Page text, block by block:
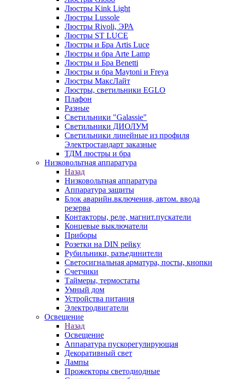
Люстры Kink Light
Люстры Lussole
Люстры Rivoli, ЭРА
Люстры ST LUCE
Люстры и Бра Artis Luce
Люстры и бра Arte Lamp
Люстры и Бра Benetti
Люстры и бра Maytoni и Freya
Люстры МаксЛайт
Люстры, светильники EGLO
Плафон
Разные
Светильники "Galassie"
Светильники ДИОЛУМ
Светильники линейные из профиля
Электростандарт заказные
ТДМ люстры и бра
Низковольтная аппаратура
Назад
Низковольтная аппаратура
Аппаратура защиты
Блок аварийн.включения, автом. ввода
резерва
Контакторы, реле, магнит.пускатели
Концевые выключатели
Приборы
Розетки на DIN рейку
Рубильники, разъединители
Светосигнальная арматура, посты, кнопки
Счетчики
Таймеры, термостаты
Умный дом
Устройства питания
Электродвигатели
Освещение
Назад
Освещение
Аппаратура пускорегулирующая
Декоративный свет
Лампы
Прожекторы светодиодные